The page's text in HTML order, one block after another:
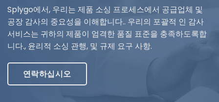
Splygo에서, 우리는 제품 소싱 프로세스에서 공급업체 및
공장 감사의 중요성을 이해합니다.. 우리의 포괄적 인 감사
서비스는 귀하의 제품이 엄격한 품질 표준을 충족하도록합
니다., 윤리적 소싱 관행, 및 규제 요구 사항.
연락하십시오